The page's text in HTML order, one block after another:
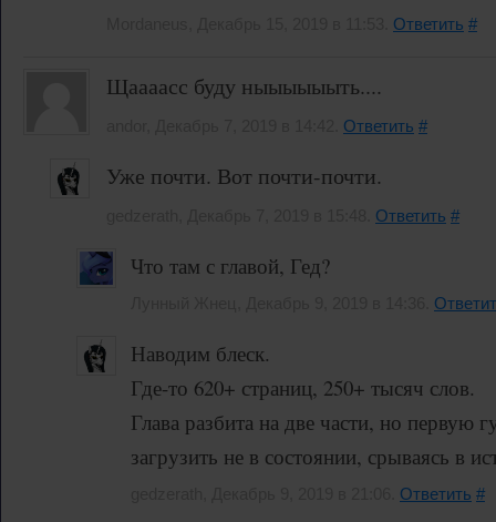
Ответить #
Щаааасс буду ныыыыыыть....
Ответить #
Уже почти. Вот почти-почти.
Ответить #
Что там с главой, Гед?
Наводим блеск.
Где-то 620+ страниц, 250+ тысяч слов.
Глава разбита на две части, но первую
загрузить не в состоянии, срываясь в
Ответить #